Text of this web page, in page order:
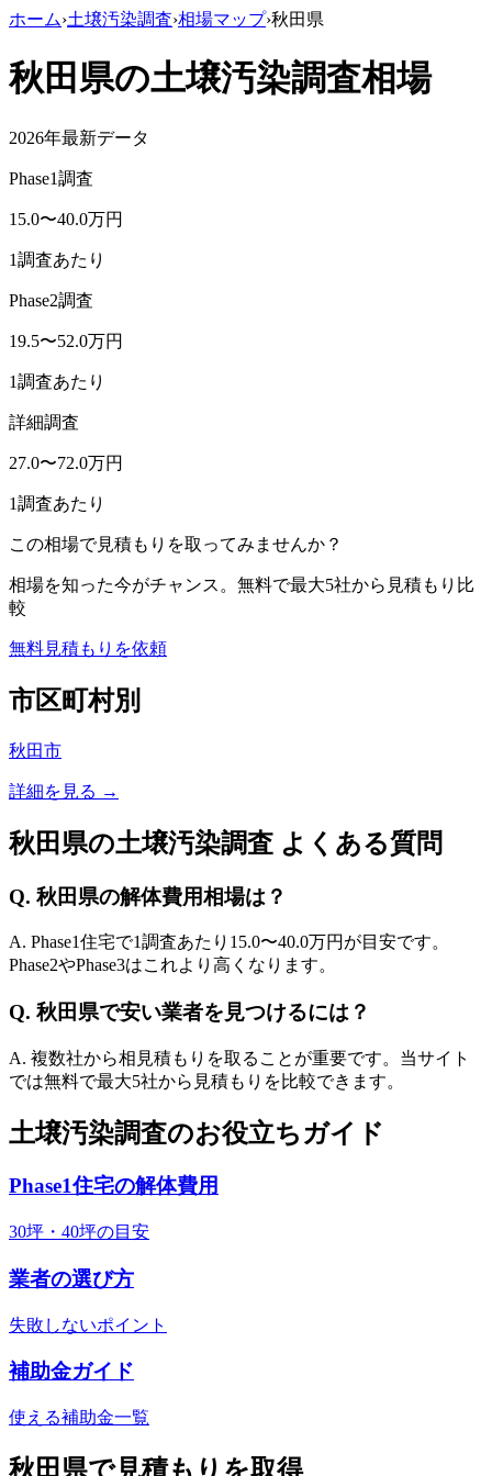
ホーム›土壌汚染調査›相場マップ›秋田県
秋田県の土壌汚染調査相場
2026年最新データ
Phase1調査
15.0〜40.0万円
1調査あたり
Phase2調査
19.5〜52.0万円
1調査あたり
詳細調査
27.0〜72.0万円
1調査あたり
この相場で見積もりを取ってみませんか？
相場を知った今がチャンス。無料で最大5社から見積もり比
較
無料見積もりを依頼
市区町村別
秋田市
詳細を見る →
秋田県の土壌汚染調査 よくある質問
Q. 秋田県の解体費用相場は？
A. Phase1住宅で1調査あたり 15.0〜40.0万円が目安です。
Phase2やPhase3はこれより高くなります。
Q. 秋田県で安い業者を見つけるには？
A. 複数社から相見積もりを取ることが重要です。当サイト
では無料で最大5社から見積もりを比較できます。
土壌汚染調査のお役立ちガイド
Phase1住宅の解体費用
30坪・40坪の目安
業者の選び方
失敗しないポイント
補助金ガイド
使える補助金一覧
秋田県で見積もりを取得